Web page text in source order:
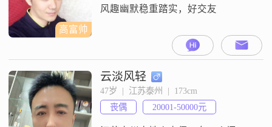
物
高富帅
风趣幽默稳重踏实，好交友
云淡风轻
47岁  |  江苏泰州  |  173cm
丧偶
20001-50000元